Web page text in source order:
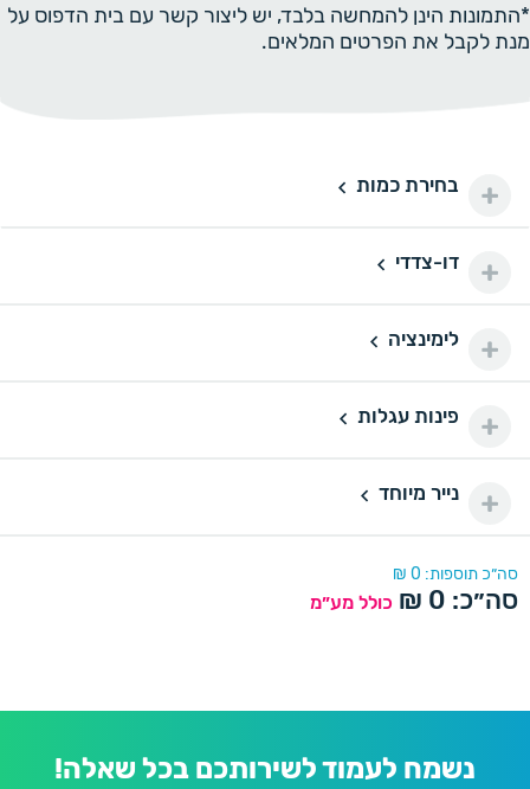
*התמונות הינן להמחשה בלבד, יש ליצור קשר עם בית הדפוס על
מנת לקבל את הפרטים המלאים.
100 100 יחידות
200 יחידות
110 ₪
160 ₪
בחירת כמות
דו-צדדידו-צדדי
לימינציהלימינציה
פינות עגלות
פינות עגלות
נייר מיוחדנייר מיוחד
סה״כ תוספות: 0
₪
סה״כ: 0
₪ כולל מע״מ
נשמח לעמוד לשירותכם בכל שאלה!